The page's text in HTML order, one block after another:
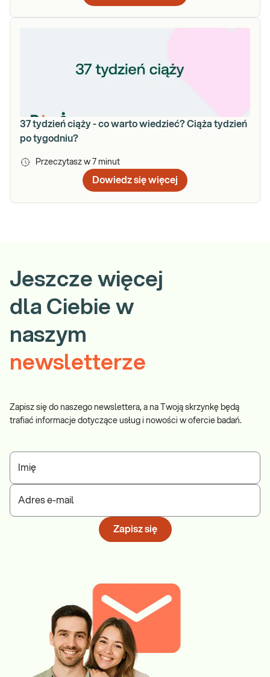
37 tydzień ciąży - co warto wiedzieć? Ciąża tydzień
po tygodniu?
Przeczytasz w 7 minut
Dowiedz się więcej
Jeszcze więcej
dla Ciebie w
naszym
newsletterze
Zapisz się do naszego newslettera, a na Twoją skrzynkę będą
trafiać informacje dotyczące usług i nowości w ofercie badań.
Imię
Adres e-mail
Zapisz się